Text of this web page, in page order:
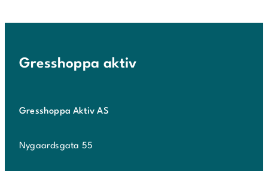
Gresshoppa aktiv
Gresshoppa Aktiv AS
Nygaardsgata 55